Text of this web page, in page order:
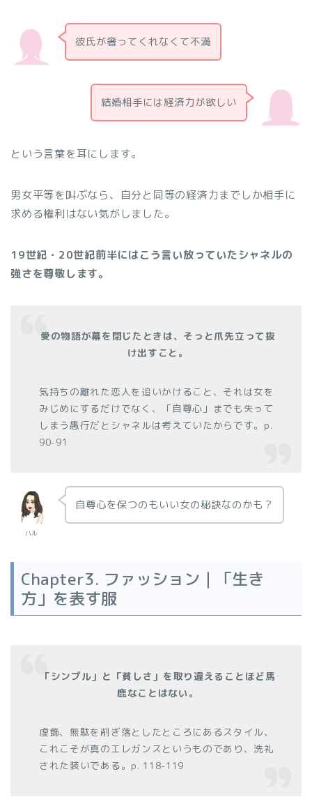
彼氏が奢ってくれなくて不満
結婚相手には経済力が欲しい
という言葉を耳にします。
男女平等を叫ぶなら、自分と同等の経済力までしか相手に
求める権利はない気がしました。
19世紀・20世紀前半にはこう言い放っていたシャネルの
強さを尊敬します。
愛の物語が幕を閉じたときは、そっと爪先立って抜
け出すこと。
気持ちの離れた恋人を追いかけること、それは女を
みじめにするだけでなく、「自尊心」までも失って
しまう愚行だとシャネルは考えていたからです。p.
90-91
ハル
自尊心を保つのもいい女の秘訣なのかも？
Chapter3. ファッション｜「生き
方」を表す服
「シンプル」と「貧しさ」を取り違えることほど馬
鹿なことはない。
虚飾、無駄を削ぎ落としたところにあるスタイル、
これこそが真のエレガンスというものであり、洗礼
された装いである。p. 118-119